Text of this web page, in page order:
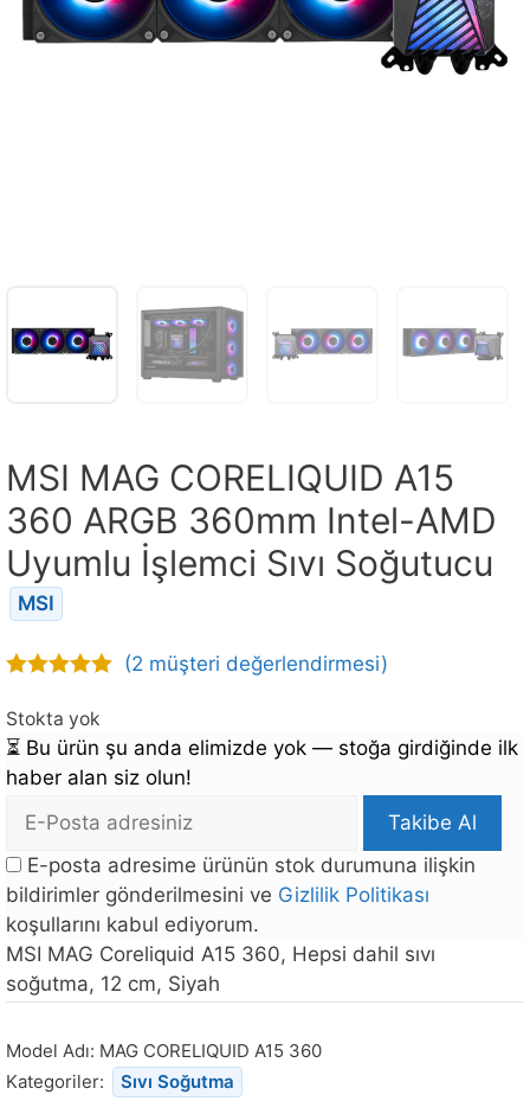
MSI MAG CORELIQUID A15
360 ARGB 360mm Intel-AMD
Uyumlu İşlemci Sıvı Soğutucu
MSI
5
(2 müşteri değerlendirmesi)
Stokta yok
⏳ Bu ürün şu anda elimizde yok — stoğa girdiğinde ilk
haber alan siz olun!
Adresi
Takibe Al
E-posta adresime ürünün stok durumuna ilişkin
bildirimler gönderilmesini ve Gizlilik Politikası
koşullarını kabul ediyorum.
Bu
ürün
döndüğünde
bildirim
MSI MAG Coreliquid A15 360, Hepsi dahil sıvı
soğutma, 12 cm, Siyah
Model Adı: MAG CORELIQUID A15 360
Kategoriler:
Sıvı Soğutma